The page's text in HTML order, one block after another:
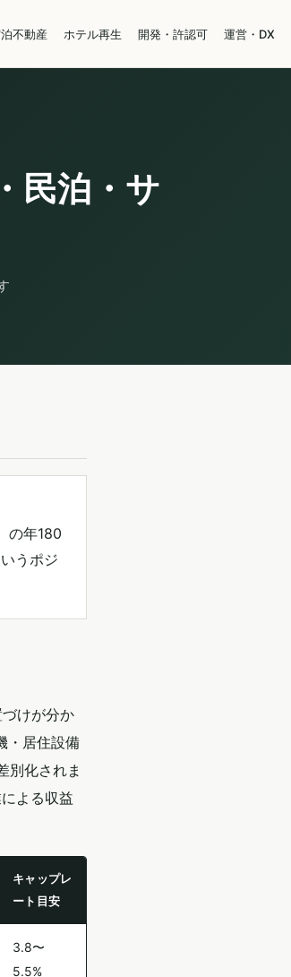
不動産 ホテル再生 開発・許認可 運営・DX
民泊・サ
の年180
うポジ
けが分か
・居住設備
別化されま
よる収益
キャップレ
ート目安
3.8〜
5.5%